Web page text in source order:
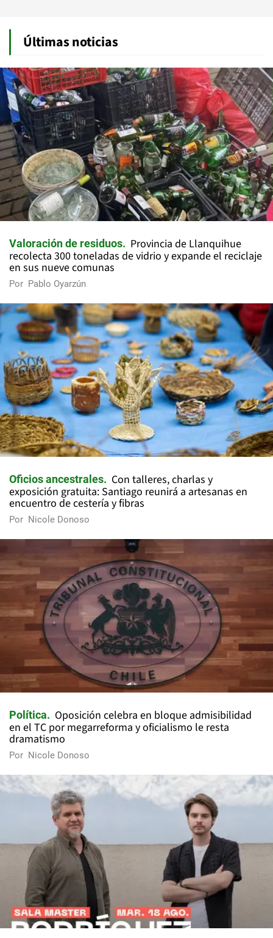
Últimas noticias
Valoración de residuos
Provincia de Llanquihue
recolecta 300 toneladas de vidrio y expande el reciclaje
en sus nueve comunas
Por Pablo Oyarzún
Oficios ancestrales
Con talleres, charlas y
exposición gratuita: Santiago reunirá a artesanas en
encuentro de cestería y fibras
Por Nicole Donoso
Política
Oposición celebra en bloque admisibilidad
en el TC por megarreforma y oficialismo le resta
dramatismo
Por Nicole Donoso